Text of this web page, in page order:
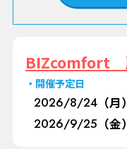
BIZcomfort
開催予定日
2026/8/24（月）
2026/9/25 （金）